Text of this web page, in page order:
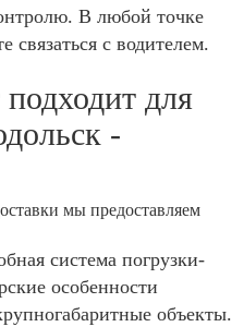
В любой точке
с водителем.
для
-
мы предоставляем
система погрузки-
особенности
объекты.